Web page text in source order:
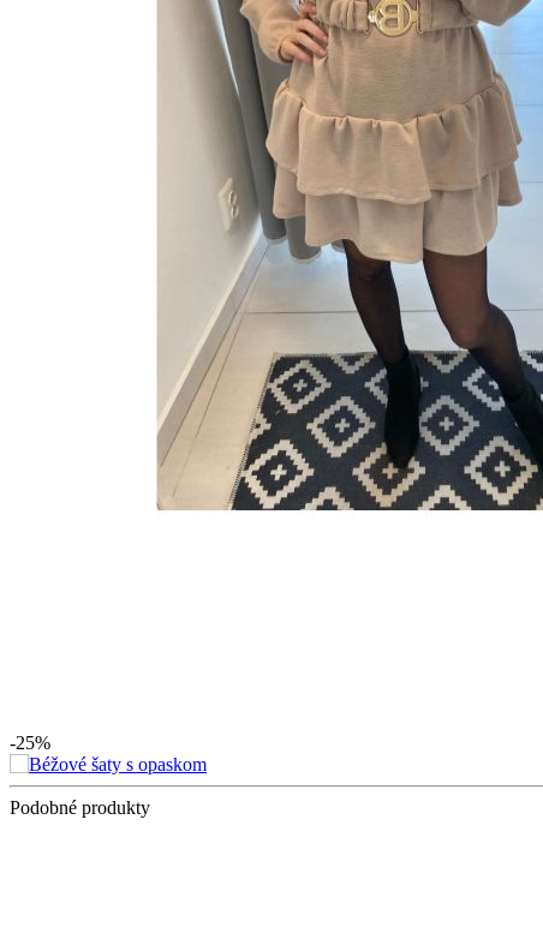
-25%
Podobné produkty